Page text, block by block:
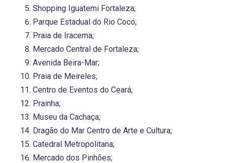
Shopping Iguatemi Fortaleza;
Parque Estadual do Rio Cocó;
Praia de Iracema;
Mercado Central de Fortaleza;
Avenida Beira-Mar;
Praia de Meireles;
Centro de Eventos do Ceará;
Prainha;
Museu da Cachaça;
Dragão do Mar Centro de Arte e Cultura;
Catedral Metropolitana;
Mercado dos Pinhões;